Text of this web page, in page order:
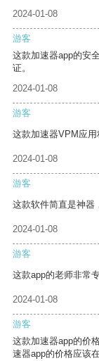
2024-01-08
游客
这款加速器app的安
证。
2024-01-08
游客
这款加速器VPM应用
2024-01-08
游客
这款软件简直是神器
2024-01-08
游客
这款app的老师非常
2024-01-08
游客
这款加速器app的价
速器app的价格应该